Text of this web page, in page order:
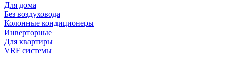
Для дома
Без воздуховода
Колонные кондиционеры
Инверторные
Для квартиры
VRF системы